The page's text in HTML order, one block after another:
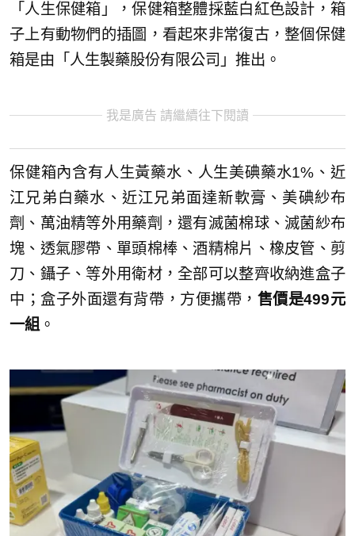
「人生保健箱」，保健箱整體採藍白紅色設計，箱
子上有動物們的插圖，看起來非常復古，整個保健
箱是由「人生製藥股份有限公司」推出。
我是廣告 請繼續往下閱讀
保健箱內含有人生黃藥水、人生美碘藥水1%、近
江兄弟白藥水、近江兄弟面達新軟膏、美碘紗布
劑、萬油精等外用藥劑，還有滅菌棉球、滅菌紗布
塊、透氣膠帶、單頭棉棒、酒精棉片、橡皮管、剪
刀、鑷子、等外用衛材，全部可以整齊收納進盒子
中；盒子外面還有背帶，方便攜帶， 售價是499元
一組。